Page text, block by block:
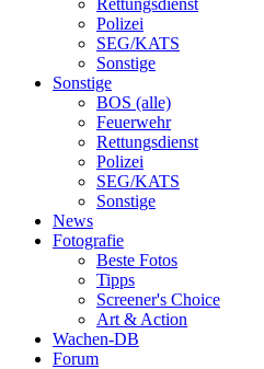
Rettungsdienst
Polizei
SEG/KATS
Sonstige
Sonstige
BOS (alle)
Feuerwehr
Rettungsdienst
Polizei
SEG/KATS
Sonstige
News
Fotografie
Beste Fotos
Tipps
Screener's Choice
Art & Action
Wachen-DB
Forum